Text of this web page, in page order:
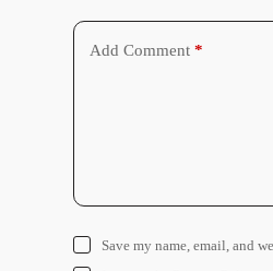
Add Comment *
Save my name, email, and